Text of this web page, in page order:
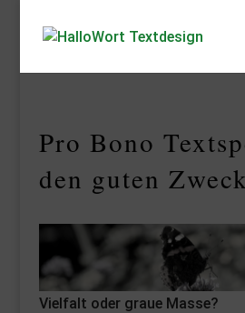
Pro Bono
den guten
Vielfalt oder graue Masse?